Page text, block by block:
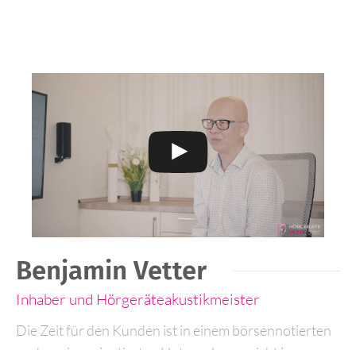
Benjamin Vetter
Inhaber und Hörgeräteakustikmeister
Die Zeit für den Kunden ist in einem börsennotierten